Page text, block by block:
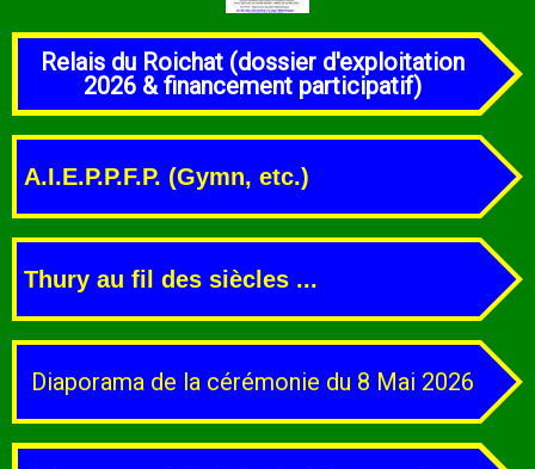
Relais du Roichat (dossier d'exploitation
2026 & financement participatif)
A.I.E.P.P.F.P. (Gymn, etc.)
Thury au fil des siècles ...
Diaporama de la cérémonie du 8 Mai 2026